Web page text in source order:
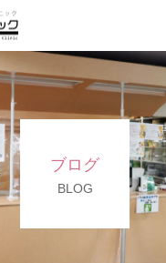
ブログ
BLOG
介